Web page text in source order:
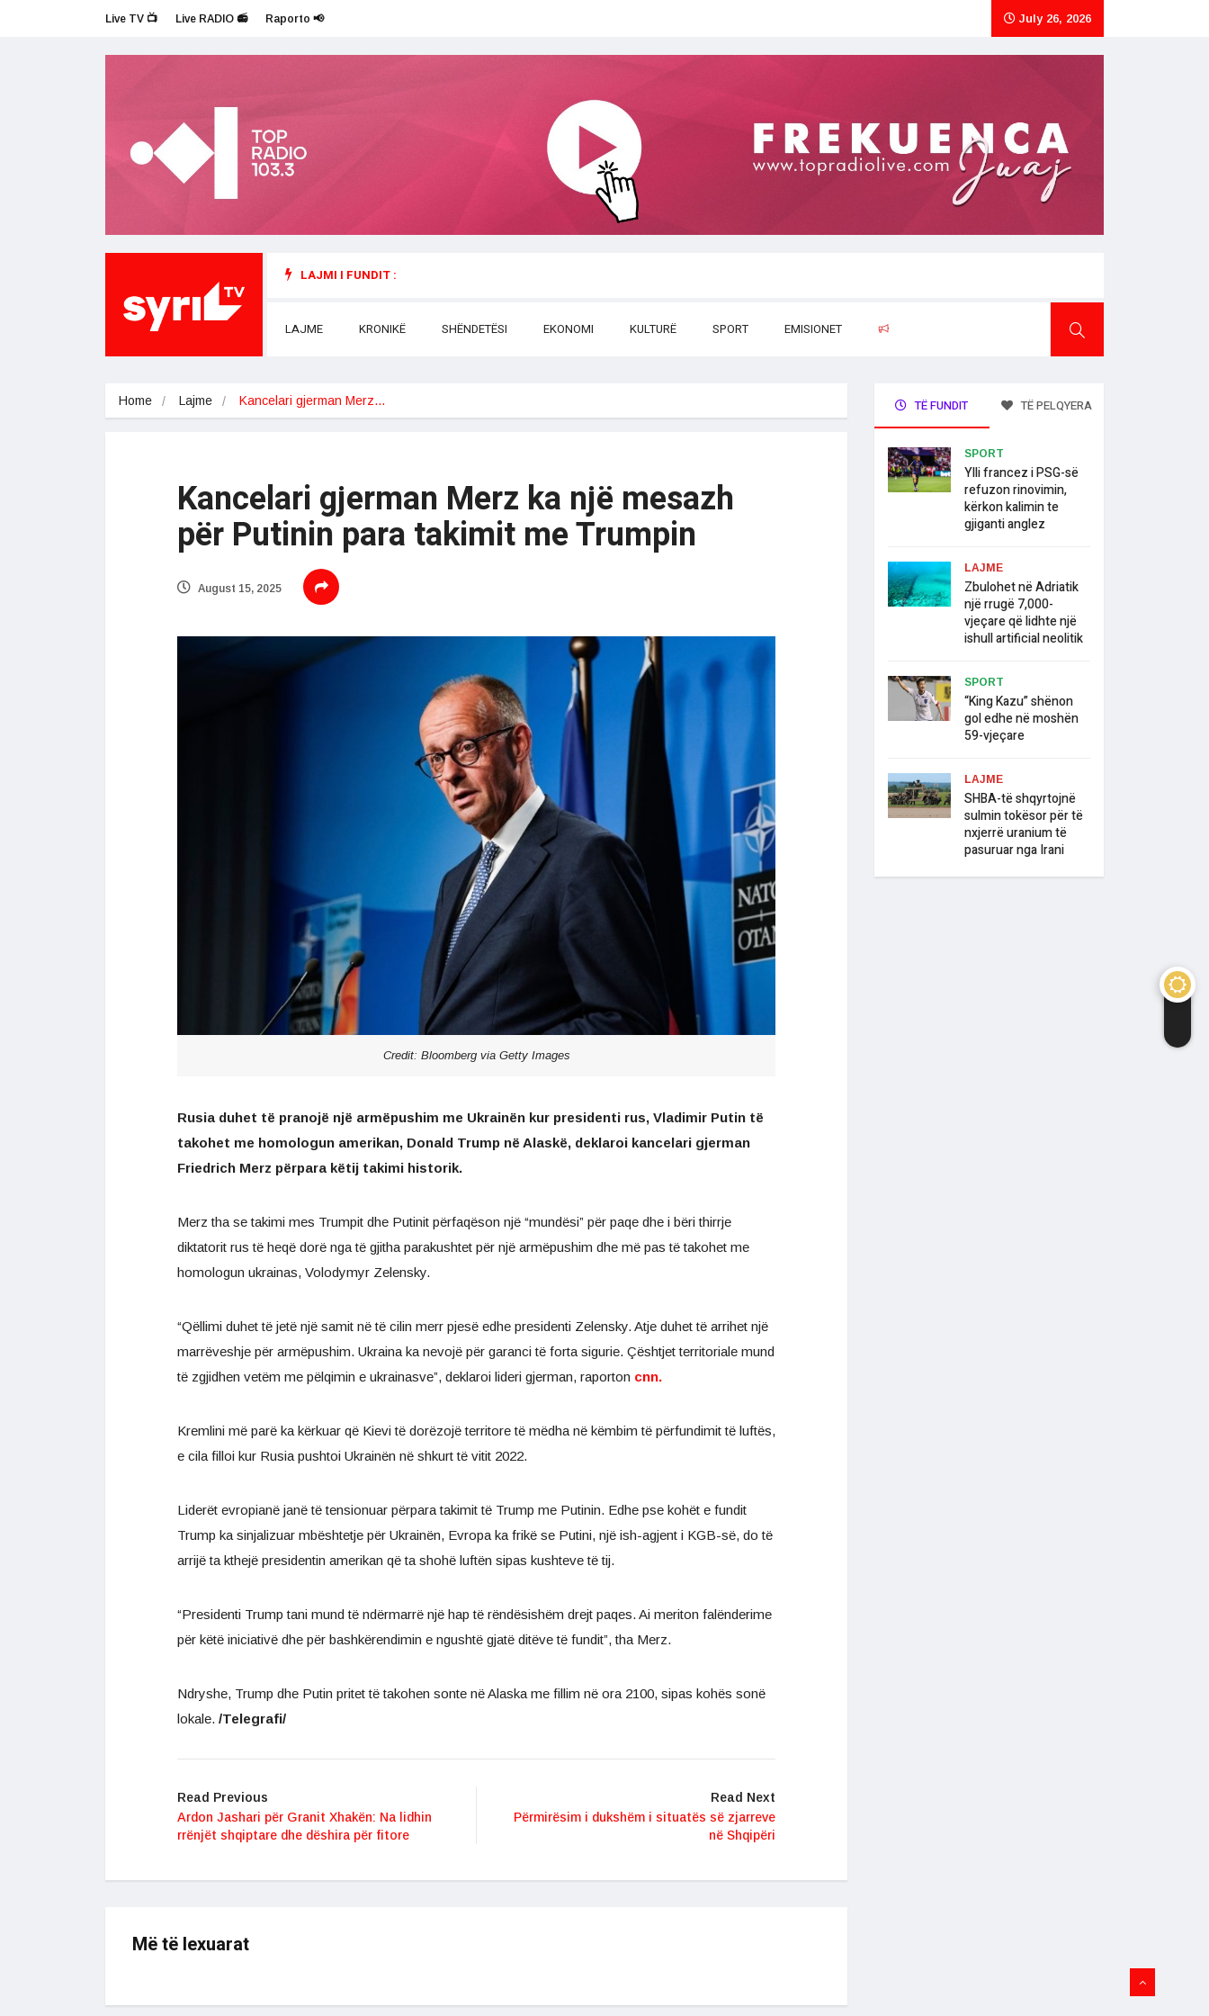
Live TV 📺 Live RADIO 📻 Raporto 📢 July 26, 2026
LAJMI I FUNDIT :
LAJME KRONIKË SHËNDETËSI EKONOMI KULTURË SPORT EMISIONET
Home Lajme Kancelari gjerman Merz…
Kancelari gjerman Merz ka një mesazh
për Putinin para takimit me Trumpin
August 15, 2025
Credit: Bloomberg via Getty Images
Rusia duhet të pranojë një armëpushim me Ukrainën kur presidenti rus, Vladimir Putin të
takohet me homologun amerikan, Donald Trump në Alaskë, deklaroi kancelari gjerman
Friedrich Merz përpara këtij takimi historik.
Merz tha se takimi mes Trumpit dhe Putinit përfaqëson një “mundësi” për paqe dhe i bëri thirrje
diktatorit rus të heqë dorë nga të gjitha parakushtet për një armëpushim dhe më pas të takohet me
homologun ukrainas, Volodymyr Zelensky.
“Qëllimi duhet të jetë një samit në të cilin merr pjesë edhe presidenti Zelensky. Atje duhet të arrihet një
marrëveshje për armëpushim. Ukraina ka nevojë për garanci të forta sigurie. Çështjet territoriale mund
të zgjidhen vetëm me pëlqimin e ukrainasve”, deklaroi lideri gjerman, raporton cnn.
Kremlini më parë ka kërkuar që Kievi të dorëzojë territore të mëdha në këmbim të përfundimit të luftës,
e cila filloi kur Rusia pushtoi Ukrainën në shkurt të vitit 2022.
Liderët evropianë janë të tensionuar përpara takimit të Trump me Putinin. Edhe pse kohët e fundit
Trump ka sinjalizuar mbështetje për Ukrainën, Evropa ka frikë se Putini, një ish-agjent i KGB-së, do të
arrijë ta kthejë presidentin amerikan që ta shohë luftën sipas kushteve të tij.
“Presidenti Trump tani mund të ndërmarrë një hap të rëndësishëm drejt paqes. Ai meriton falënderime
për këtë iniciativë dhe për bashkërendimin e ngushtë gjatë ditëve të fundit”, tha Merz.
Ndryshe, Trump dhe Putin pritet të takohen sonte në Alaska me fillim në ora 2100, sipas kohës sonë
lokale. /Telegrafi/
Read Previous
Ardon Jashari për Granit Xhakën: Na lidhin
rrënjët shqiptare dhe dëshira për fitore
Read Next
Përmirësim i dukshëm i situatës së zjarreve
në Shqipëri
Më të lexuarat
TË FUNDIT TË PELQYERA
SPORT
Ylli francez i PSG-së
refuzon rinovimin,
kërkon kalimin te
gjiganti anglez
LAJME
Zbulohet në Adriatik
një rrugë 7,000-
vjeçare që lidhte një
ishull artificial neolitik
SPORT
“King Kazu” shënon
gol edhe në moshën
59-vjeçare
LAJME
SHBA-të shqyrtojnë
sulmin tokësor për të
nxjerrë uranium të
pasuruar nga Irani